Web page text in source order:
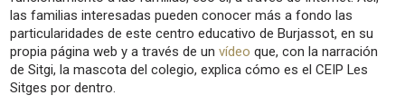
las familias interesadas pueden conocer más a fondo las
particularidades de este centro educativo de Burjassot, en su
propia página web y a través de unvídeo que, con la narración
de Sitgi, la mascota del colegio, explica cómo es el CEIP Les
Sitges por dentro.